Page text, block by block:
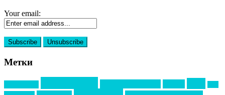
Your email:
Метки